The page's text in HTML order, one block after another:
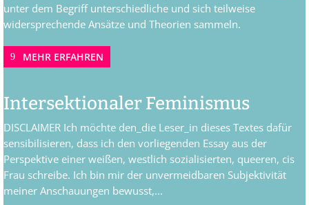
unter dem Begriff unterschiedliche und sich teilweise
widersprechende Ansätze und Theorien sammeln.
MEHR ERFAHREN
Intersektionaler Feminismus
DISCLAIMER Ich möchte den_die Leser_in dieses Textes dafür
sensibilisieren, dass ich den vorliegenden Essay aus der
Perspektive einer weißen, westlich sozialisierten, queeren, cis
Frau schreibe. Ich bin mir der unvermeidbaren Subjektivität
meiner Anschauungen bewusst,...